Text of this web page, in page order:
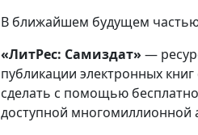
В ближайшем будущем частью
«ЛитРес: Самиздат» —
публикации электронных
сделать с помощью
доступной многомиллионной